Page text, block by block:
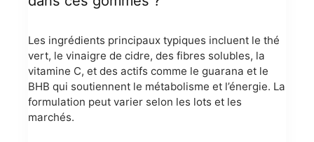
Les ingrédients principaux typiques incluent le thé
vert, le vinaigre de cidre, des fibres solubles, la
vitamine C, et des actifs comme le guarana et le
BHB qui soutiennent le métabolisme et l’énergie. La
formulation peut varier selon les lots et les
marchés.